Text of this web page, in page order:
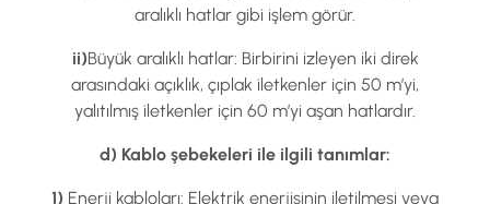
aralıklı hatlar gibi işlem görür.
ii)Büyük aralıklı hatlar: Birbirini izleyen iki direk
arasındaki açıklık, çıplak iletkenler için 50 m’yi,
yalıtılmış iletkenler için 60 m’yi aşan hatlardır.
d) Kablo şebekeleri ile ilgili tanımlar:
1) Enerji kabloları: Elektrik enerjisinin iletilmesi veya